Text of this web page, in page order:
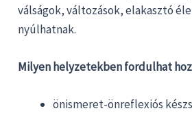
válságok, változások, elakasztó
nyúlhatnak.
Milyen helyzetekben fordulhat
önismeret-önreflexiós